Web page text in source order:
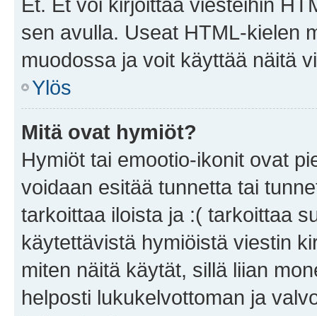
sen avulla. Useat HTML-kielen
muodossa ja voit käyttää näitä
Ylös
Mitä ovat hymiöt?
Hymiöt tai emootio-ikonit ovat
voidaan esitää tunnetta tai
tarkoittaa iloista ja :( tarkoittaa
käytettävistä hymiöistä viestin
miten näitä käytät, sillä liian
helposti lukukelvottoman ja